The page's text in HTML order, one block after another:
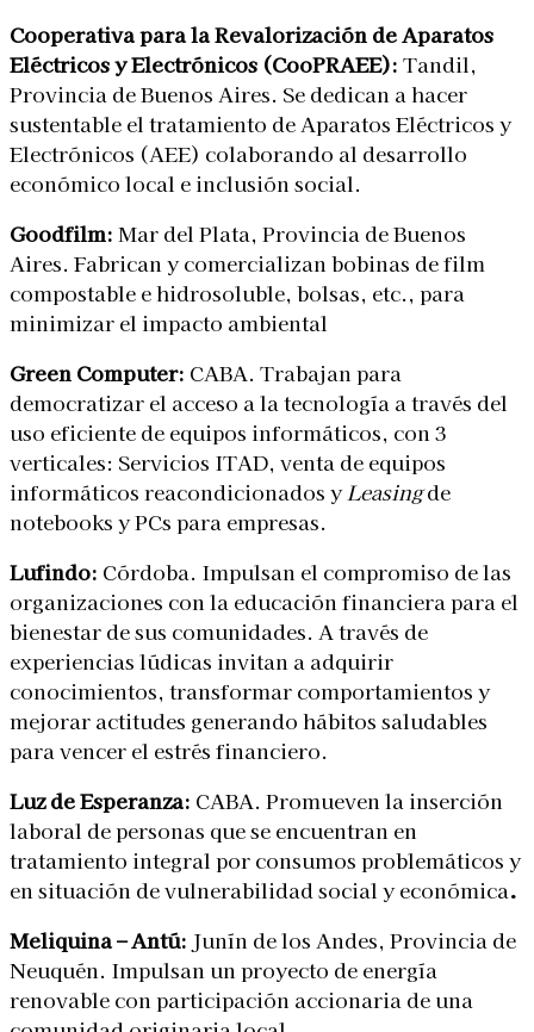
Cooperativa para la Revalorización de Aparatos
Eléctricos y Electrónicos (CooPRAEE): Tandil,
Provincia de Buenos Aires. Se dedican a hacer
sustentable el tratamiento de Aparatos Eléctricos y
Electrónicos (AEE) colaborando al desarrollo
económico local e inclusión social.
Goodfilm: Mar del Plata, Provincia de Buenos
Aires. Fabrican y comercializan bobinas de film
compostable e hidrosoluble, bolsas, etc., para
minimizar el impacto ambiental
Green Computer: CABA. Trabajan para
democratizar el acceso a la tecnología a través del
uso eficiente de equipos informáticos, con 3
verticales: Servicios ITAD, venta de equipos
informáticos reacondicionados y Leasingde
notebooks y PCs para empresas.
Lufindo: Córdoba. Impulsan el compromiso de las
organizaciones con la educación financiera para el
bienestar de sus comunidades. A través de
experiencias lúdicas invitan a adquirir
conocimientos, transformar comportamientos y
mejorar actitudes generando hábitos saludables
para vencer el estrés financiero.
Luz de Esperanza: CABA. Promueven la inserción
laboral de personas que se encuentran en
tratamiento integral por consumos problemáticos y
en situación de vulnerabilidad social y económica.
Meliquina – Antú: Junín de los Andes, Provincia de
Neuquén. Impulsan un proyecto de energía
renovable con participación accionaria de una